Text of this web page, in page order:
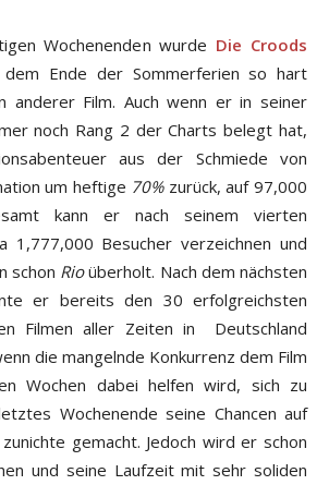
Wochenenden wurde Die Croods
Ende der Sommerferien so hart
anderer Film. Auch wenn er in seiner
noch Rang 2 der Charts belegt hat,
aus der Schmiede von
um heftige 70%zurück, auf 97,000
kann er nach seinem vierten
1,777,000 Besucher verzeichnen und
schon Rioüberholt. Nach dem nächsten
er bereits den 30 erfolgreichsten
Filmen aller Zeiten in Deutschland
die mangelnde Konkurrenz dem Film
Wochen dabei helfen wird, sich zu
Wochenende seine Chancen auf
gemacht. Jedoch wird er schon
und seine Laufzeit mit sehr soliden